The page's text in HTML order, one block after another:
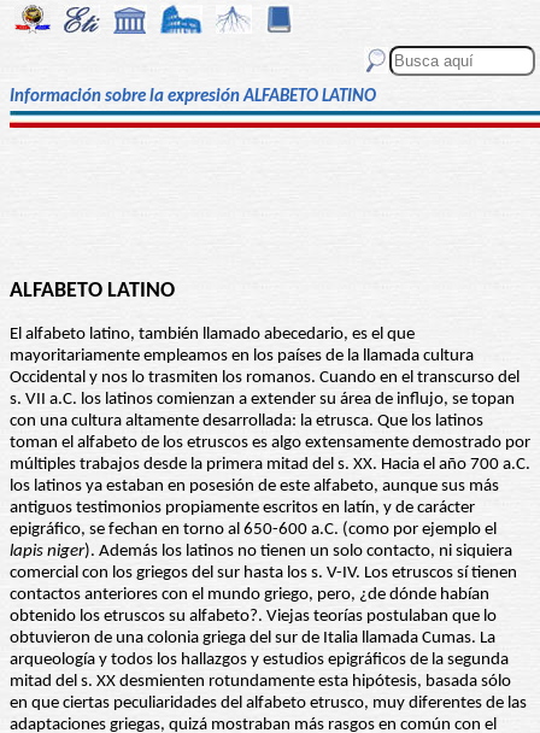
Información sobre la expresión ALFABETO LATINO
ALFABETO LATINO
El alfabeto latino, también llamado abecedario, es el que
mayoritariamente empleamos en los países de la llamada cultura
Occidental y nos lo trasmiten los romanos. Cuando en el transcurso del
s. VII a.C. los latinos comienzan a extender su área de influjo, se topan
con una cultura altamente desarrollada: la etrusca. Que los latinos
toman el alfabeto de los etruscos es algo extensamente demostrado por
múltiples trabajos desde la primera mitad del s. XX. Hacia el año 700 a.C.
los latinos ya estaban en posesión de este alfabeto, aunque sus más
antiguos testimonios propiamente escritos en latín, y de carácter
epigráfico, se fechan en torno al 650-600 a.C. (como por ejemplo el
lapis niger). Además los latinos no tienen un solo contacto, ni siquiera
comercial con los griegos del sur hasta los s. V-IV. Los etruscos sí tienen
contactos anteriores con el mundo griego, pero, ¿de dónde habían
obtenido los etruscos su alfabeto?. Viejas teorías postulaban que lo
obtuvieron de una colonia griega del sur de Italia llamada Cumas. La
arqueología y todos los hallazgos y estudios epigráficos de la segunda
mitad del s. XX desmienten rotundamente esta hipótesis, basada sólo
en que ciertas peculiaridades del alfabeto etrusco, muy diferentes de las
adaptaciones griegas, quizá mostraban más rasgos en común con el